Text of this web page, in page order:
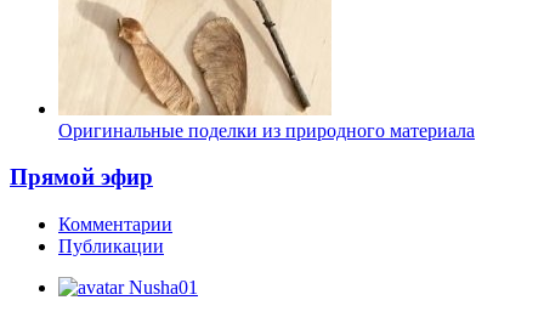
Оригинальные поделки из природного материала
Прямой эфир
Комментарии
Публикации
Nusha01